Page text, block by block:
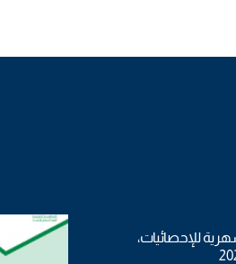
للإحصائيات،